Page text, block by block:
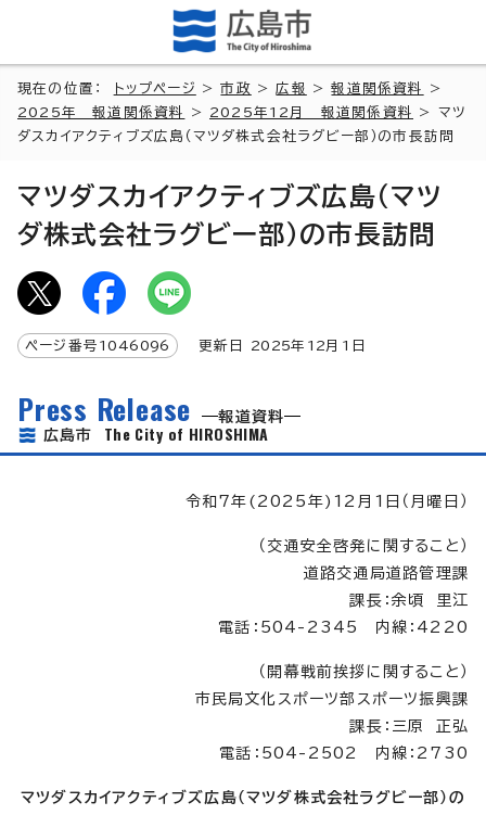
現在の位置： トップページ >市政 >広報 >報道関係資料
>
2025年 報道関係資料
> 2025年12月 報道関係資料
> マツ
ダスカイアクティブズ広島（マツダ株式会社ラグビー部）の市長訪問
マツダスカイアクティブズ広島（マツ
ダ株式会社ラグビー部）の市長訪問
ページ番号 1046096 更新日 2025年 12月1日
Press Release
報道資料
広島市 The City of HIROSHIMA
令和7年(2025年)12月1日（月曜日）
（交通安全啓発に関すること）
道路交通局道路管理課
課長：余頃 里江
電話：504-2345 内線：4220
（開幕戦前挨拶に関すること）
市民局文化スポーツ部スポーツ振興課
課長：三原 正弘
電話：504-2502 内線：2730
マツダスカイアクティブズ広島（マツダ株式会社ラグビー部）の